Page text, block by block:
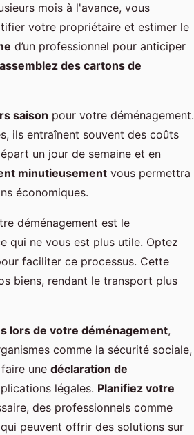
mois à l'avance, vous
votre propriétaire et estimer le
d’un professionnel pour anticiper
des cartons de
saison pour votre déménagement.
ils entraînent souvent des coûts
un jour de semaine et en
minutieusement vous permettra
économiques.
déménagement est le
qui ne vous est plus utile. Optez
faciliter ce processus. Cette
biens, rendant le transport plus
lors de votre déménagement,
comme la sécurité sociale,
une déclaration de
légales. Planifiez votre
des professionnels comme
qui peuvent offrir des solutions sur